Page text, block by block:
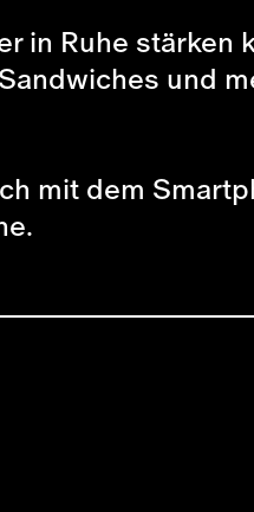
in Ruhe stärken
und
mit dem